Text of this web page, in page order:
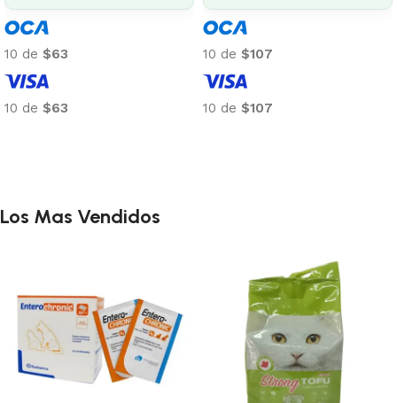
10 de $63
10 de $63
10 de $107
10 de $107
Los Mas Vendidos